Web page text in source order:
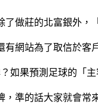
做莊的北富銀外
網站為了取信於
果預測足球的「
準的話大家就會